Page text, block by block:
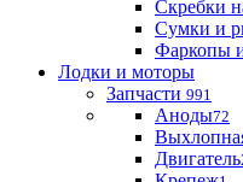
Скребки
Сумки и
Фаркопы
Лодки и моторы
Запчасти 991
Аноды72
Двигатель